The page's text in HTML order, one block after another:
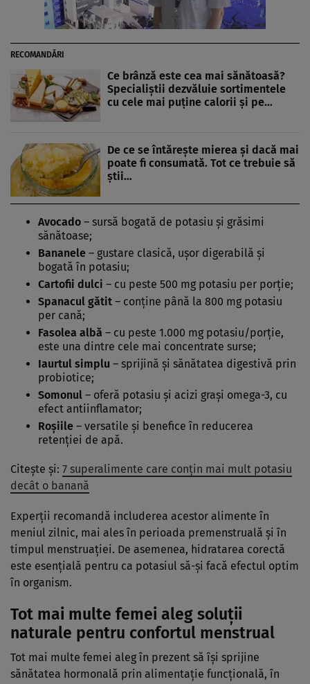
RECOMANDĂRI
Ce brânză este cea mai sănătoasă?
Specialiștii dezvăluie sortimentele
cu cele mai puține calorii și pe…
De ce se întărește mierea și dacă mai
poate fi consumată. Tot ce trebuie să
știi…
Avocado – sursă bogată de potasiu și grăsimi
sănătoase;
Bananele – gustare clasică, ușor digerabilă și
bogată în potasiu;
Cartofii dulci – cu peste 500 mg potasiu per porție;
Spanacul gătit – conține până la 800 mg potasiu
per cană;
Fasolea albă – cu peste 1.000 mg potasiu/porție,
este una dintre cele mai concentrate surse;
Iaurtul simplu – sprijină și sănătatea digestivă prin
probiotice;
Somonul – oferă potasiu și acizi grași omega-3, cu
efect antiinflamator;
Roșiile – versatile și benefice în reducerea
retenției de apă.
Citește și: 7 superalimente care conțin mai mult potasiu
decât o banană
Experții recomandă includerea acestor alimente în
meniul zilnic, mai ales în perioada premenstruală și în
timpul menstruației. De asemenea, hidratarea corectă
este esențială pentru ca potasiul să-și facă efectul optim
în organism.
Tot mai multe femei aleg soluții
naturale pentru confortul menstrual
Tot mai multe femei aleg în prezent să își sprijine
sănătatea hormonală prin alimentație funcțională, în